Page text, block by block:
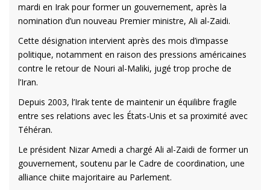
mardi en Irak pour former un gouvernement, après la
nomination d’un nouveau Premier ministre, Ali al-Zaidi.
Cette désignation intervient après des mois d’impasse
politique, notamment en raison des pressions américaines
contre le retour de Nouri al-Maliki, jugé trop proche de
l’Iran.
Depuis 2003, l’Irak tente de maintenir un équilibre fragile
entre ses relations avec les États-Unis et sa proximité avec
Téhéran.
Le président Nizar Amedi a chargé Ali al-Zaidi de former un
gouvernement, soutenu par le Cadre de coordination, une
alliance chiite majoritaire au Parlement.